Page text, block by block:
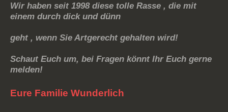
Wir haben seit 1998 diese tolle Rasse , die mit
einem durch dick und dünn
geht , wenn Sie Artgerecht gehalten wird!
Schaut Euch um, bei Fragen könnt Ihr Euch gerne
melden!
Eure Familie Wunderlich